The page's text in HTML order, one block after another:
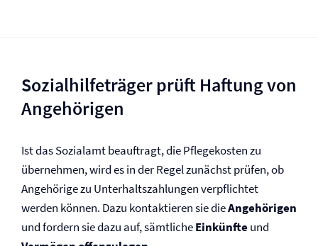
Sozialhilfeträger prüft Haftung von
Angehörigen
Ist das Sozialamt beauftragt, die Pflegekosten zu
übernehmen, wird es in der Regel zunächst prüfen, ob
Angehörige zu Unterhaltszahlungen verpflichtet
werden können. Dazu kontaktieren sie dieAngehörigen
und fordern sie dazu auf, sämtlicheEinkünfteund